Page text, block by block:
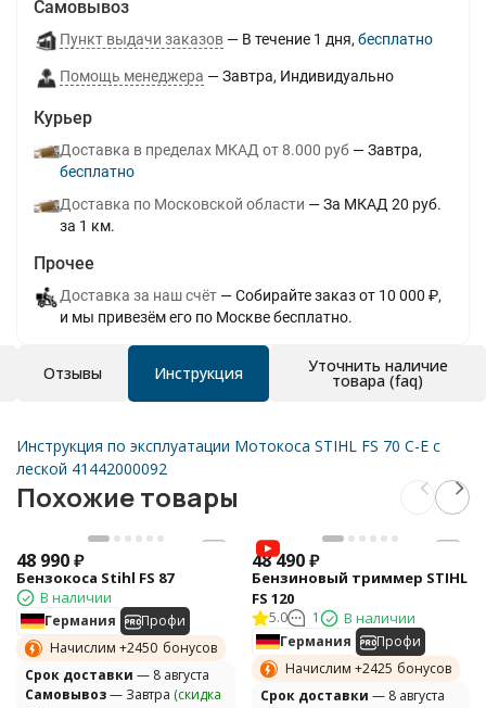
Самовывоз
Пункт выдачи заказов В течение 1 дня Бесплатно
Помощь менеджера Завтра Индивидуально
Курьер
Доставка в пределах МКАД от 8.000 руб
Завтра
Бесплатно
Доставка по Московской области
За МКАД 20 руб.
за 1 км.
Прочее
Доставка за наш счёт
Собирайте заказ от 10 000 ₽,
и мы привезём его по Москве бесплатно.
Отзывы Инструкция Уточнить наличие
товара (faq)
Инструкция по эксплуатации Мотокоса STIHL FS 70 C-E с
леской 41442000092
Похожие товары
48 990₽
Бензокоса Stihl FS 87
В наличии
Германия
Профи
Начислим +2450 бонусов
Cрок доставки — 8 августа
Самовывоз— Завтра (скидка
48 490 ₽
Бензиновый триммер STIHL
FS 120
5.0 1 В наличии
Германия
Профи
Начислим +2425 бонусов
Cрок доставки — 8 августа